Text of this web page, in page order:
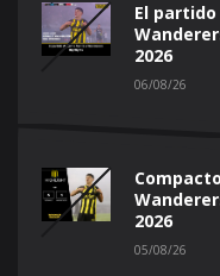
El
2026
06/08/26
2026
05/08/26